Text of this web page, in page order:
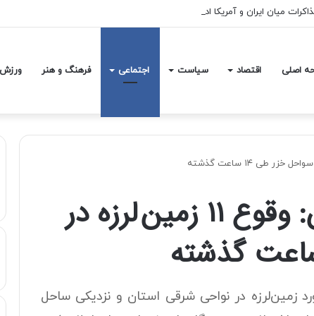
میان ایران و آمریکا ادامه خواهیم داد
اصلی اقتصاد سیاست اجتماعی فرهنگ و هنر ورزش
مدیریت بحران گیلان: وقوع ۱۱ زمین لرزه در
مدیریت بحران گیلان، از وقوع ۱۱ مورد زمین لرزه در نواحی شرقی استان و نزدیکی ساحل